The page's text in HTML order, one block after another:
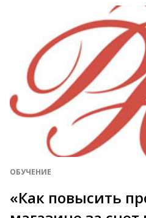
ОБУЧЕНИЕ
«Как повысить